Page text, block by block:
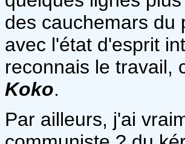
des cauchemars du
avec l'état d'esprit
reconnais le travail,
Koko.
Par ailleurs, j'ai